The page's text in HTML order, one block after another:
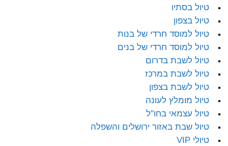
טיול בסתיו
טיול בצפון
טיול למוסד חרדי של בנות
טיול למוסד חרדי של בנים
טיול לשבת בדרום
טיול לשבת במרכז
טיול לשבת בצפון
טיול מומלץ לעונה
טיול עצמאי בחו"ל
טיול שבת באזור ירושלים והשפלה
טיולי VIP